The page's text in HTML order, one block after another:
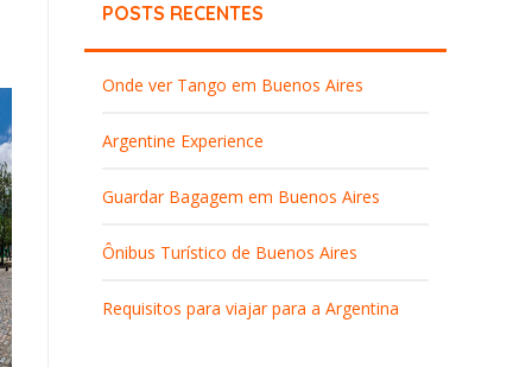
POSTS RECENTES
Onde ver Tango em Buenos Aires
Argentine Experience
Guardar Bagagem em Buenos Aires
Ônibus Turístico de Buenos Aires
Requisitos para viajar para a Argentina